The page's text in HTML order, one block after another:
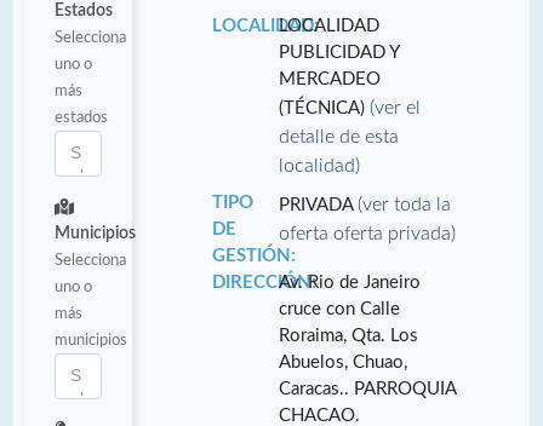
Estados
Selecciona
uno o
más
estados
Municipios
Selecciona
uno o
más
municipios
LOCALIDAD:LOCALIDAD
PUBLICIDAD Y
MERCADEO
(TÉCNICA)(ver el
detalle de esta
localidad)
TIPO
DE
GESTIÓN:
PRIVADA(ver toda la
oferta oferta privada)
DIRECCIÓN:Av. Rio de Janeiro
cruce con Calle
Roraima, Qta. Los
Abuelos, Chuao,
Caracas.. PARROQUIA
CHACAO.